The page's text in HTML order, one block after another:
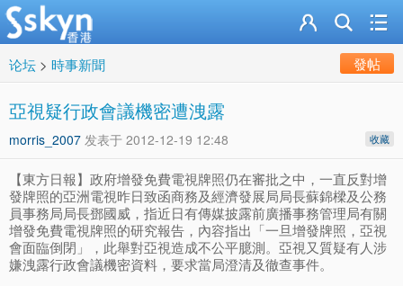
论坛 > 時事新聞 發帖
亞視疑行政會議機密遭洩露
收藏
morris_2007 发表于 2012-12-19 12:48
【東方日報】政府增發免費電視牌照仍在審批之中，一直反對增
發牌照的亞洲電視昨日致函商務及經濟發展局局長蘇錦樑及公務
員事務局局長鄧國威，指近日有傳媒披露前廣播事務管理局有關
增發免費電視牌照的研究報告，內容指出「一旦增發牌照，亞視
會面臨倒閉」，此舉對亞視造成不公平臆測。亞視又質疑有人涉
嫌洩露行政會議機密資料，要求當局澄清及徹查事件。